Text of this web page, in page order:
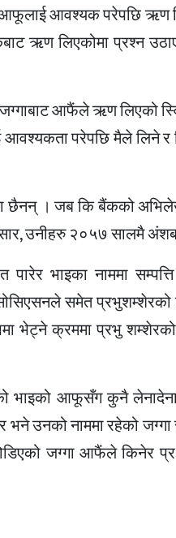
आफूलाई आवश्यक परेपछि
ऋण लिएकोमा प्रश्न
जग्गाबाट आफैंले ऋण लिएको
परेपछि मैले लिने र
। जब कि बैंकको
उनीहरु २०५७ सालमै
पारेर भाइका नाममा
समेत
भेट्ने क्रममा प्रभु शम्शेरको
भाइको आफूसँग कुनै
भने उनको नाममा रहेको
जग्गा आफैंले किनेर